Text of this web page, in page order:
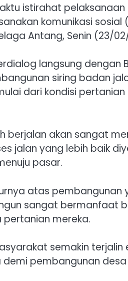
istirahat pelaksanaan
komunikasi sosial
Antang, Senin (23/
langsung dengan
siring badan
dari kondisi
berjalan akan sangat
jalan yang lebih baik
pasar.
atas pembangunan
sangat bermanfaat
pertanian mereka.
semakin terjalin
pembangunan desa